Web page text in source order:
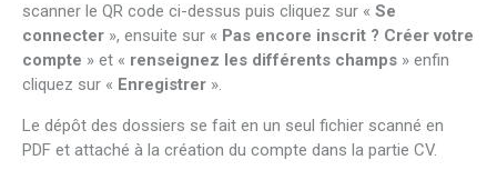
scanner le QR code ci-dessus puis cliquez sur « Se
connecter », ensuite sur « Pas encore inscrit ? Créer votre
compte » et « renseignez les différents champs » enfin
cliquez sur « Enregistrer ».
Le dépôt des dossiers se fait en un seul fichier scanné en
PDF et attaché à la création du compte dans la partie CV.